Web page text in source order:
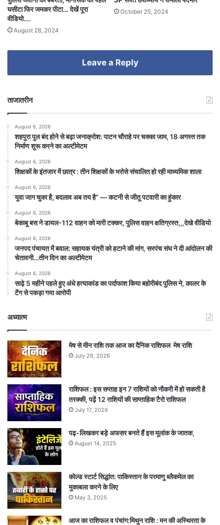
घसीटा फिर जमकर पीटा… देखें पूरा
वीडियो….
August 28, 2024
October 25, 2024
Leave a Reply
ताजातरीन
August 6, 2026
शहपुरा पुल बंद होने से बढ़ा जनाक्रोश: पाटन चौराहे पर चक्का जाम, 18 अगस्त तक
निर्माण शुरू करने का अल्टीमेटम
August 6, 2026
शिक्षकों के इंतजार में छात्र : तीन शिक्षकों के भरोसे संचालित हो रही माध्यमिक शाला
August 6, 2026
युवा जाग चुका है, बदलाव अब तय है” — कटनी से जीतू पटवारी का हुंकार
August 6, 2026
बेकाबू बस ने डायल-112 वाहन को मारी टक्कर, पुलिस वाहन क्षतिग्रस्त,,,देखे वीडियो
August 6, 2026
जनपद पंचायत में बवाल: सहायक यंत्री को हटाने की मांग, सरपंच संघ ने दी आंदोलन की
चेतावनी…तीन दिन का अल्टीमेटम
August 6, 2026
साढ़े 5 महीने पहले हुए अंधे हत्याकांड का पर्दाफाश किया बहोरीबंद पुलिस ने, कालर के
टेंग से पकड़ा गया आरोपी
अध्यात्म
मेष से मीन राशि तक आज का दैनिक राशिफल मेष राशि
July 29, 2026
राशिफल : इस सप्ताह इन 7 राशियों को नौकरी में हो सकती है
तरक्की, पढ़ें 12 राशियों की साप्ताहिक टैरो राशिफल
July 17, 2026
पढ़-लिखकर बड़े अफसर बनते हैं इस मूलांक के जातक,
August 14, 2025
कोल्ड स्टार्ट सिद्धांत: पाकिस्तान के परमाणु ब्लैकमेल का
मुकाबला करने के लिए
May 3, 2025
आज का राशिफल व पंचांग:मिथुन राशि : मन की अस्थिरता के